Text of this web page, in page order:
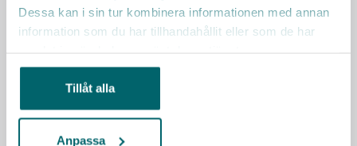
Dessa kan i sin tur kombinera informationen med annan
information som du har tillhandahållit eller som de har
Tillåt alla
Anpassa
Mer om oss
Se alla lediga jobb
Läs mer om Östersunds kommun